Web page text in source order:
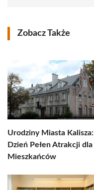
Zobacz Także
Urodziny Miasta Kalisza:
Dzień Pełen Atrakcji dla
Mieszkańców